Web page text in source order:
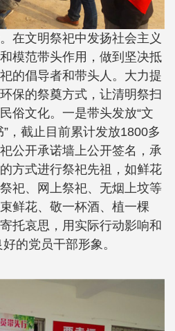
在文明祭祀中发扬社会主义
模范带头作用，做到坚决抵
的倡导者和带头人。大力提
保的祭奠方式，让清明祭扫
俗文化。一是带头发放“文
，截止目前累计发放1800多
公开承诺墙上公开签名，承
方式进行祭祀先祖，如鲜花
祀、网上祭祀、无烟上坟等
鲜花、敬一杯酒、植一棵
托哀思，用实际行动影响和
的党员干部形象。